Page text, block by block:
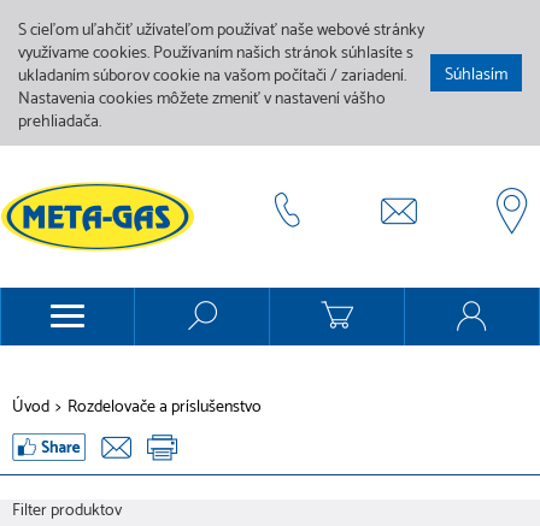
S cieľom uľahčiť užívateľom používať naše webové stránky
využívame cookies. Používaním našich stránok súhlasíte s
ukladaním súborov cookie na vašom počítači / zariadení.
Nastavenia cookies môžete zmeniť v nastavení vášho
prehliadača.
Súhlasím
Úvod > Rozdelovače a príslušenstvo
Filter produktov